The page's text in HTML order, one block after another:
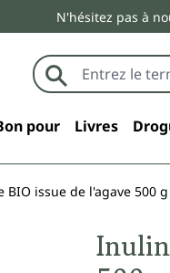
N'hésitez pas à
pour Livres
BIO issue de l'agave 500